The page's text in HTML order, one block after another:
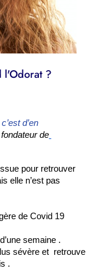
l'Odorat ?
d’en
fondateur de
pour retrouver
elle n’est pas
de Covid 19
semaine .
sévère et  retrouve
.